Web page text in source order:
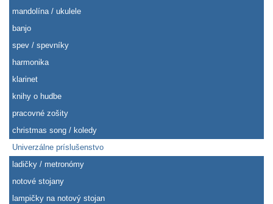
mandolína / ukulele
banjo
spev / spevníky
harmonika
klarinet
knihy o hudbe
pracovné zošity
christmas song / koledy
Univerzálne príslušenstvo
ladičky / metronómy
notové stojany
lampičky na notový stojan